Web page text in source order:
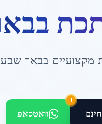
ב
מקצועיים בבאר שבע
!
וואטסאפ